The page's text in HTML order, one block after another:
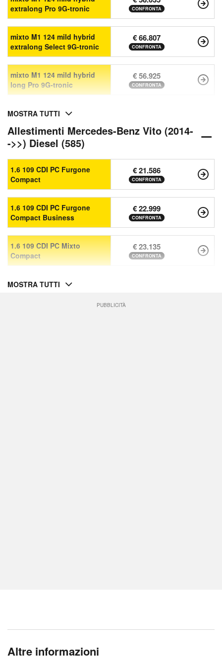
extralong Pro 9G-tronic
CONFRONTA
mixto M1 124 mild hybrid
extralong Select 9G-tronic
€ 66.807
CONFRONTA
mixto M1 124 mild hybrid
long Pro 9G-tronic
€ 56.925
CONFRONTA
MOSTRA TUTTI
Allestimenti Mercedes-Benz Vito (2014-
->>) Diesel (585)
1.6 109 CDI PC Furgone
Compact
€ 21.586
CONFRONTA
1.6 109 CDI PC Furgone
Compact Business
€ 22.999
CONFRONTA
1.6 109 CDI PC Mixto
Compact
€ 23.135
CONFRONTA
MOSTRA TUTTI
PUBBLICITÀ
Altre informazioni